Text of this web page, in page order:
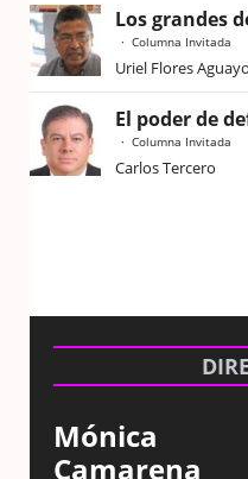
Los grandes
Columna Invitada
Uriel Flores Aguayo
El poder de
Columna Invitada
Carlos Tercero
Mónica
Camarena